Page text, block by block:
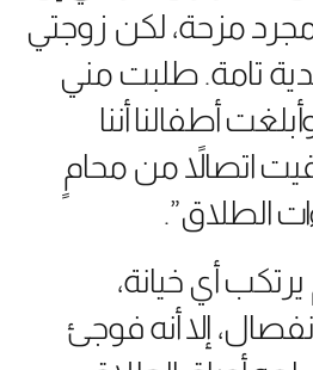
مزحة، لكن زوجتي
تامة. طلبت مني
أطفالنا أننا
اتصالاً من محامٍ
الطلاق”.
يرتكب أي خيانة،
إلا أنه فوجئ